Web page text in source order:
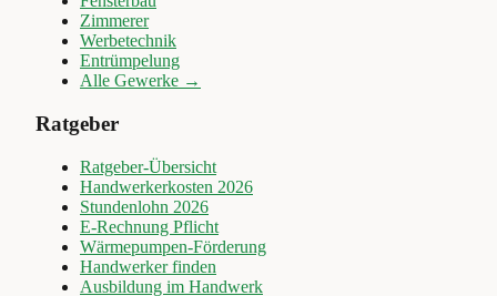
Zimmerer
Werbetechnik
Entrümpelung
Alle Gewerke →
Ratgeber
Ratgeber-Übersicht
Handwerkerkosten 2026
Stundenlohn 2026
E-Rechnung Pflicht
Wärmepumpen-Förderung
Handwerker finden
Ausbildung im Handwerk